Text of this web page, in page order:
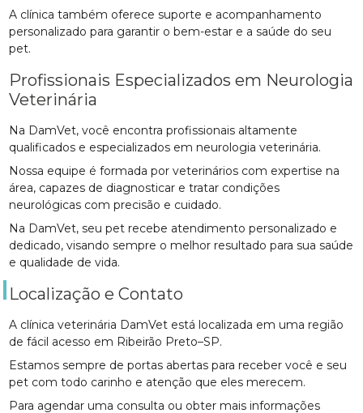
A clínica também oferece suporte e acompanhamento
personalizado para garantir o bem-estar e a saúde do seu
pet.
Profissionais Especializados em Neurologia
Veterinária
Na DamVet, você encontra profissionais altamente
qualificados e especializados em neurologia veterinária.
Nossa equipe é formada por veterinários com expertise na
área, capazes de diagnosticar e tratar condições
neurológicas com precisão e cuidado.
Na DamVet, seu pet recebe atendimento personalizado e
dedicado, visando sempre o melhor resultado para sua saúde
e qualidade de vida.
Localização e Contato
A clínica veterinária DamVet está localizada em uma região
de fácil acesso em Ribeirão Preto–SP.
Estamos sempre de portas abertas para receber você e seu
pet com todo carinho e atenção que eles merecem.
Para agendar uma consulta ou obter mais informações